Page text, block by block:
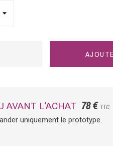
AVANT L’ACHAT 78 € TTC
uniquement le prototype.